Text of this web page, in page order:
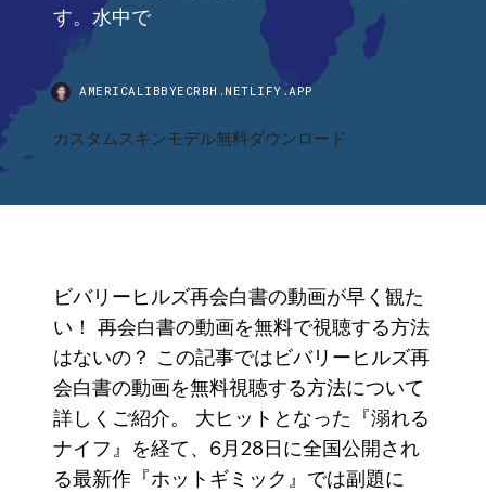
す。水中で
AMERICALIBBYECRBH.NETLIFY.APP
カスタムスキンモデル無料ダウンロード
ビバリーヒルズ再会白書の動画が早く観た
い！ 再会白書の動画を無料で視聴する方法
はないの？ この記事ではビバリーヒルズ再
会白書の動画を無料視聴する方法について
詳しくご紹介。 大ヒットとなった『溺れる
ナイフ』を経て、6月28日に全国公開され
る最新作『ホットギミック』では副題に